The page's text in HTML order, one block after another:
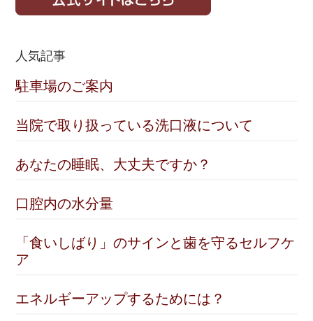
人気記事
駐車場のご案内
当院で取り扱っている洗口液について
あなたの睡眠、大丈夫ですか？
口腔内の水分量
「食いしばり」のサインと歯を守るセルフケ
ア
エネルギーアップするためには？